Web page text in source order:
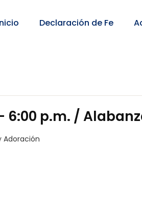
Declaración de Fe
6:00 p.m. /
Adoración